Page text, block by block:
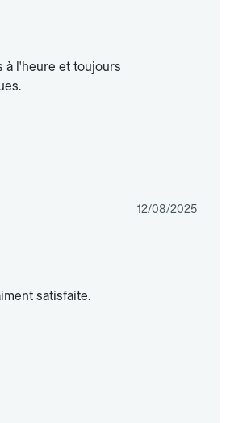
à l'heure et toujours
12/08/2025
satisfaite.